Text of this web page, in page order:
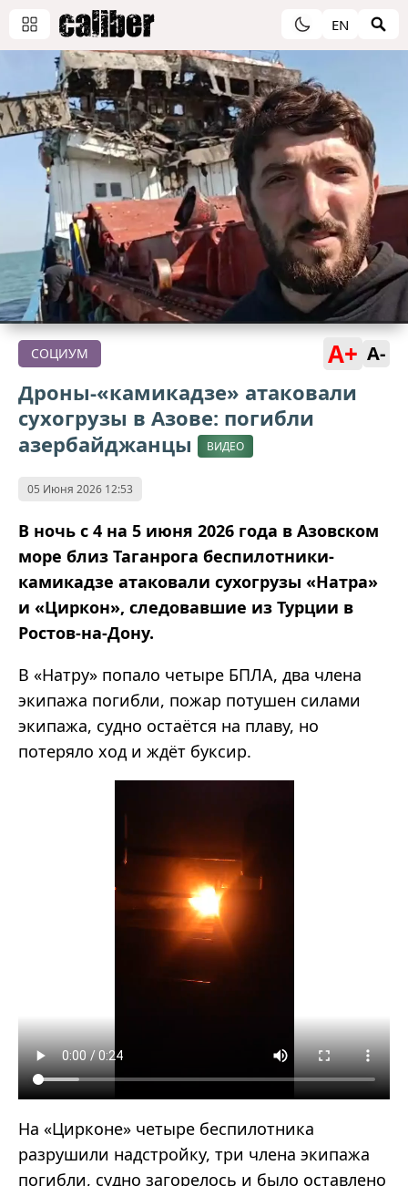
EN
СОЦИУМ A+ A-
Дроны-«камикадзе» атаковали
сухогрузы в Азове: погибли
азербайджанцы
ВИДЕО
05 Июня 2026 12:53
В ночь с 4 на 5 июня 2026 года в Азовском
море близ Таганрога беспилотники-
камикадзе атаковали сухогрузы «Натра»
и «Циркон», следовавшие из Турции в
Ростов-на-Дону.
В «Натру» попало четыре БПЛА, два члена
экипажа погибли, пожар потушен силами
экипажа, судно остаётся на плаву, но
потеряло ход и ждёт буксир.
На «Цирконе» четыре беспилотника
разрушили надстройку, три члена экипажа
погибли, судно загорелось и было оставлено